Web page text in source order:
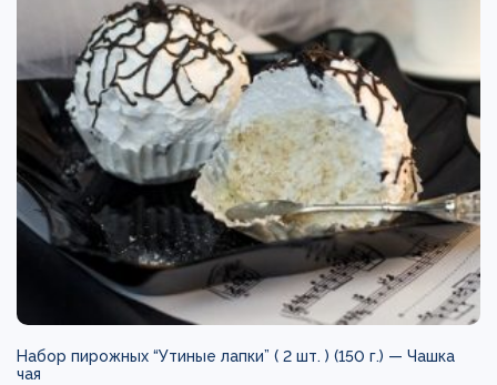
Набор пирожных “Утиные лапки” ( 2 шт. ) (150 г.) — Чашка
чая